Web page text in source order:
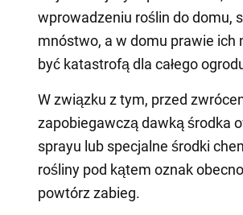
wprowadzeniu roślin do domu,
mnóstwo, a w domu prawie
być katastrofą dla całego
W związku z tym, przed
zapobiegawczą dawką środka
sprayu lub specjalne środki
rośliny pod kątem oznak
powtórz zabieg.